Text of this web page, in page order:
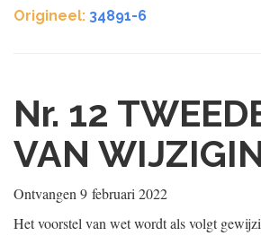
Origineel: 34891-6
Nr. 12
VAN
Ontvangen 9 februari 2022
Het voorstel van wet wordt als volgt